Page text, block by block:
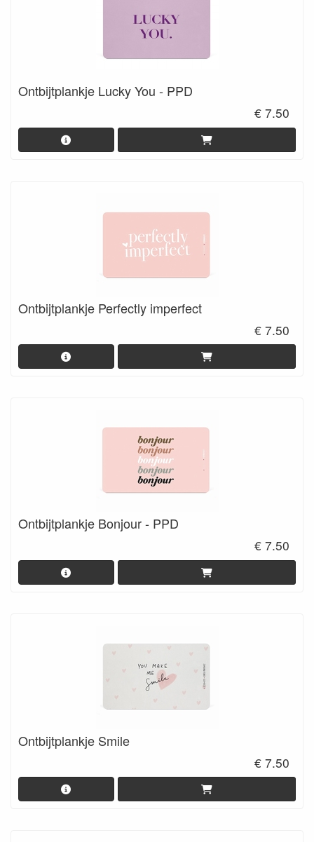
Ontbijtplankje Lucky You - PPD
€ 7.50
Ontbijtplankje Perfectly imperfect
€ 7.50
Ontbijtplankje Bonjour - PPD
€ 7.50
Ontbijtplankje Smile
€ 7.50